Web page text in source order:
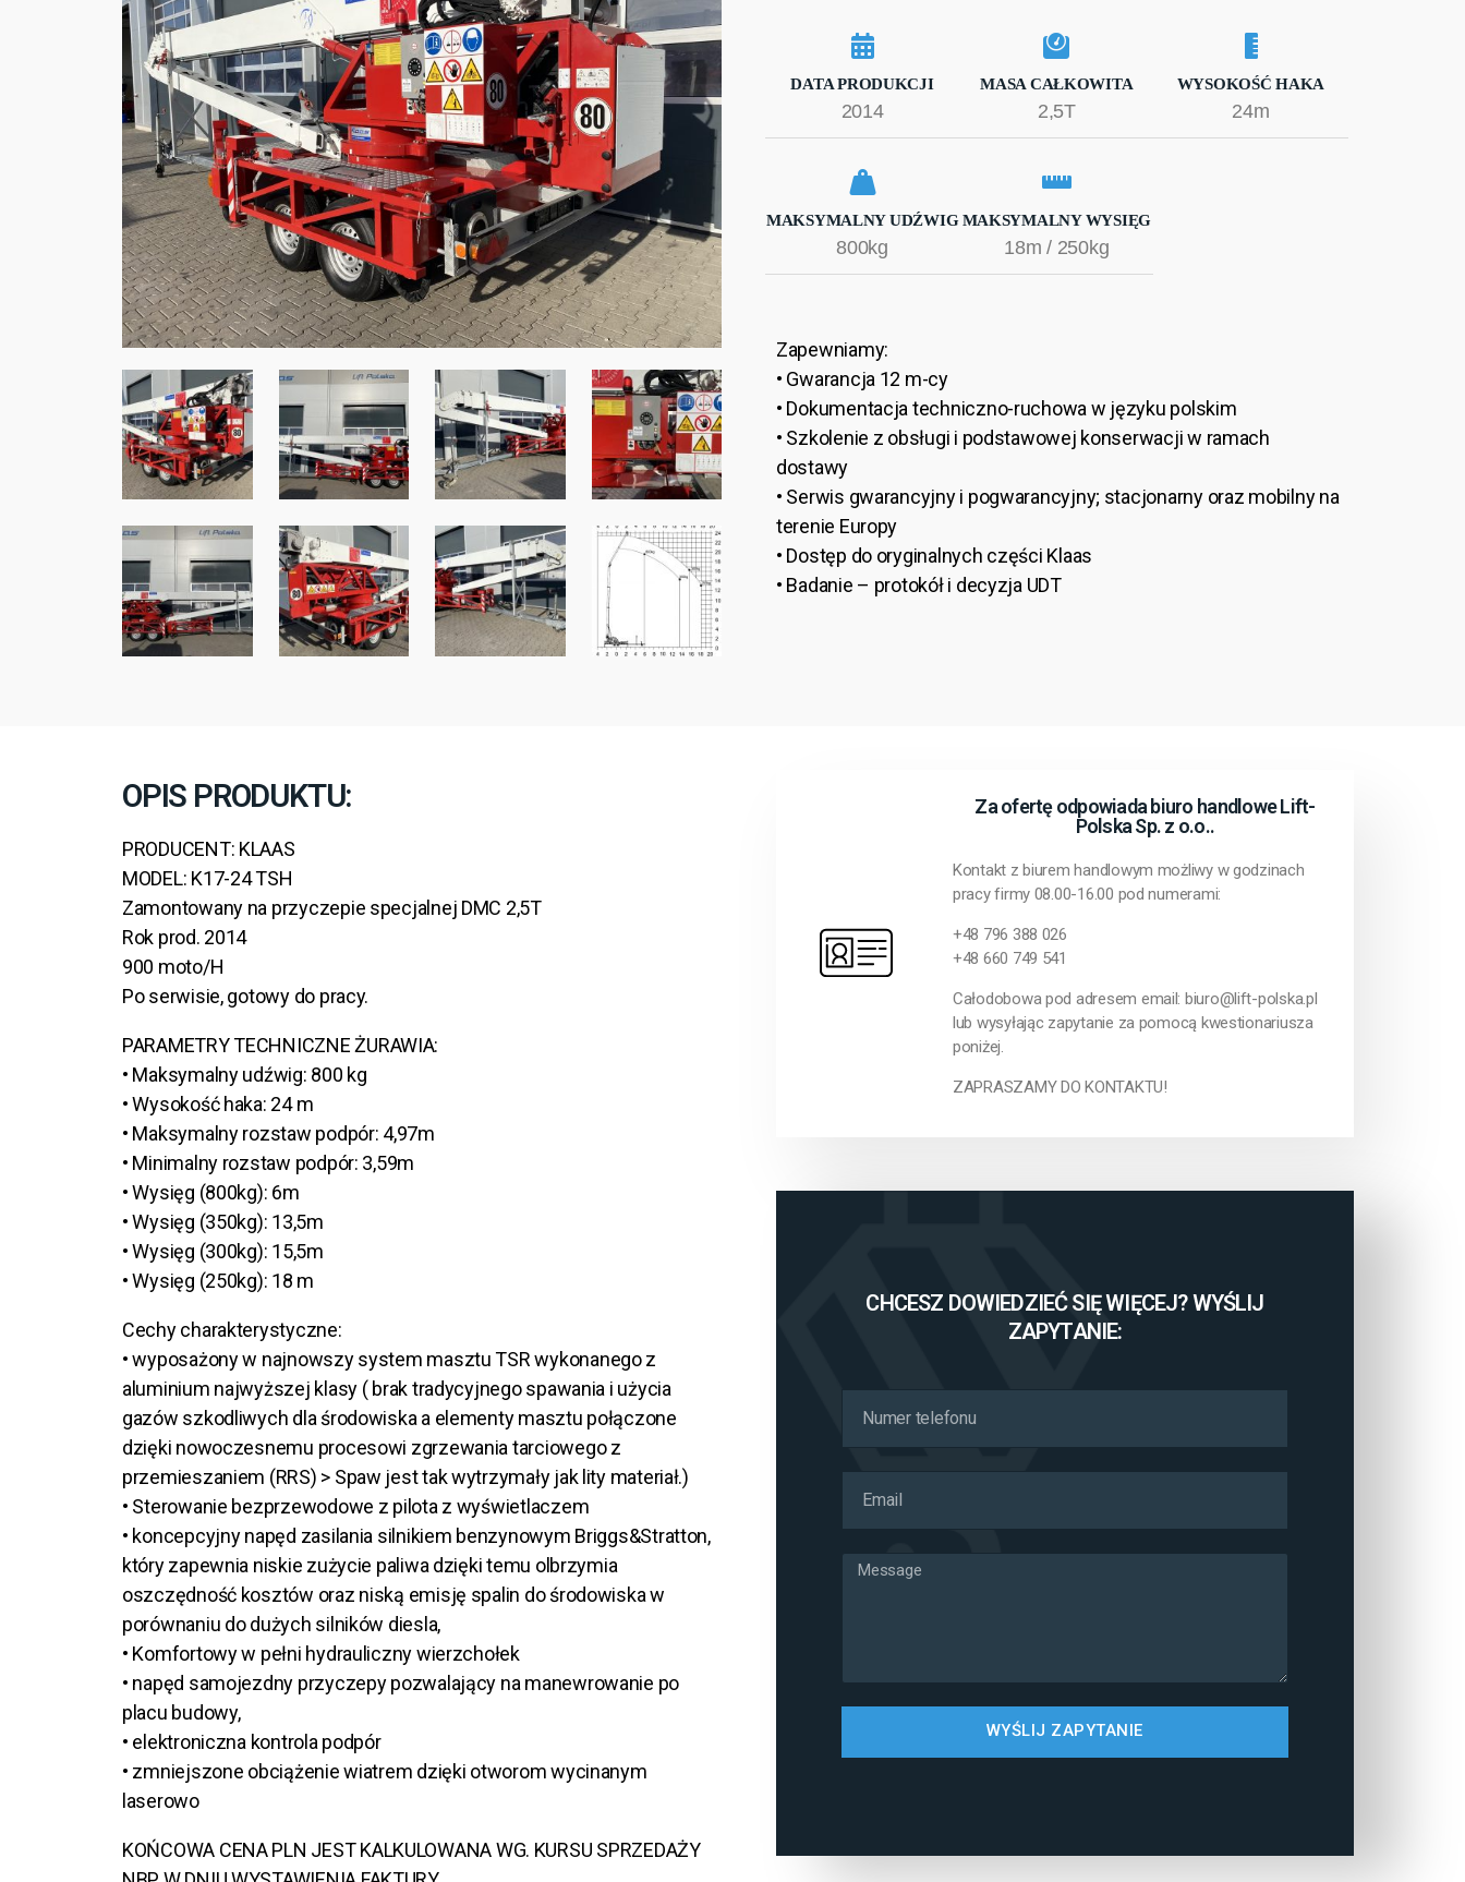
DATA PRODUKCJI
2014
MASA CAŁKOWITA
2,5T
WYSOKOŚĆ HAKA
24m
MAKSYMALNY UDŹWIG
800kg
MAKSYMALNY WYSIĘG
18m / 250kg
Zapewniamy:
• Gwarancja 12 m-cy
• Dokumentacja techniczno-ruchowa w języku polskim
• Szkolenie z obsługi i podstawowej konserwacji w ramach
dostawy
• Serwis gwarancyjny i pogwarancyjny; stacjonarny oraz mobilny na
terenie Europy
• Dostęp do oryginalnych części Klaas
• Badanie – protokół i decyzja UDT
OPIS PRODUKTU:
PRODUCENT: KLAAS
MODEL: K17-24 TSH
Zamontowany na przyczepie specjalnej DMC 2,5T
Rok prod. 2014
900 moto/H
Po serwisie, gotowy do pracy.
PARAMETRY TECHNICZNE ŻURAWIA:
• Maksymalny udźwig: 800 kg
• Wysokość haka: 24 m
• Maksymalny rozstaw podpór: 4,97m
• Minimalny rozstaw podpór: 3,59m
• Wysięg (800kg): 6m
• Wysięg (350kg): 13,5m
• Wysięg (300kg): 15,5m
• Wysięg (250kg): 18 m
Cechy charakterystyczne:
• wyposażony w najnowszy system masztu TSR wykonanego z
aluminium najwyższej klasy ( brak tradycyjnego spawania i użycia
gazów szkodliwych dla środowiska a elementy masztu połączone
dzięki nowoczesnemu procesowi zgrzewania tarciowego z
przemieszaniem (RRS) > Spaw jest tak wytrzymały jak lity materiał.)
• Sterowanie bezprzewodowe z pilota z wyświetlaczem
• koncepcyjny napęd zasilania silnikiem benzynowym Briggs&Stratton,
który zapewnia niskie zużycie paliwa dzięki temu olbrzymia
oszczędność kosztów oraz niską emisję spalin do środowiska w
porównaniu do dużych silników diesla,
• Komfortowy w pełni hydrauliczny wierzchołek
• napęd samojezdny przyczepy pozwalający na manewrowanie po
placu budowy,
• elektroniczna kontrola podpór
• zmniejszone obciążenie wiatrem dzięki otworom wycinanym
laserowo
KOŃCOWA CENA PLN JEST KALKULOWANA WG. KURSU SPRZEDAŻY
Za ofertę odpowiada biuro handlowe Lift-
Polska Sp. z o.o..
Kontakt z biurem handlowym możliwy w godzinach
pracy firmy 08.00-16.00 pod numerami:
+48 796 388 026
+48 660 749 541
Całodobowa pod adresem email: biuro@lift-polska.pl
lub wysyłając zapytanie za pomocą kwestionariusza
poniżej.
ZAPRASZAMY DO KONTAKTU!
CHCESZ DOWIEDZIEĆ SIĘ WIĘCEJ? WYŚLIJ
ZAPYTANIE:
WYŚLIJ ZAPYTANIE